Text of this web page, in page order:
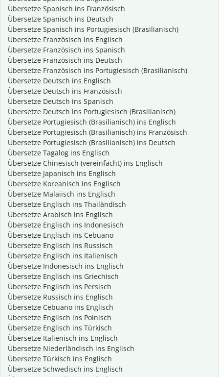
Übersetze Spanisch ins Französisch
Übersetze Spanisch ins Deutsch
Übersetze Spanisch ins Portugiesisch (Brasilianisch)
Übersetze Französisch ins Englisch
Übersetze Französisch ins Spanisch
Übersetze Französisch ins Deutsch
Übersetze Französisch ins Portugiesisch (Brasilianisch)
Übersetze Deutsch ins Englisch
Übersetze Deutsch ins Französisch
Übersetze Deutsch ins Spanisch
Übersetze Deutsch ins Portugiesisch (Brasilianisch)
Übersetze Portugiesisch (Brasilianisch) ins Englisch
Übersetze Portugiesisch (Brasilianisch) ins Französisch
Übersetze Portugiesisch (Brasilianisch) ins Deutsch
Übersetze Tagalog ins Englisch
Übersetze Chinesisch (vereinfacht) ins Englisch
Übersetze Japanisch ins Englisch
Übersetze Koreanisch ins Englisch
Übersetze Malaiisch ins Englisch
Übersetze Englisch ins Thailändisch
Übersetze Arabisch ins Englisch
Übersetze Englisch ins Indonesisch
Übersetze Englisch ins Cebuano
Übersetze Englisch ins Russisch
Übersetze Englisch ins Italienisch
Übersetze Indonesisch ins Englisch
Übersetze Englisch ins Griechisch
Übersetze Englisch ins Persisch
Übersetze Russisch ins Englisch
Übersetze Cebuano ins Englisch
Übersetze Englisch ins Polnisch
Übersetze Englisch ins Türkisch
Übersetze Italienisch ins Englisch
Übersetze Niederländisch ins Englisch
Übersetze Türkisch ins Englisch
Übersetze Schwedisch ins Englisch